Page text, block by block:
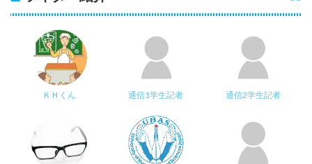
ＫＨくん 通信1学生記者 通信2学生記者